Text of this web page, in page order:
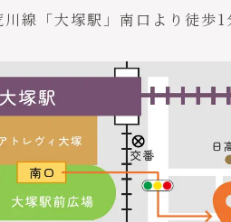
線「大塚駅」南口より徒歩1